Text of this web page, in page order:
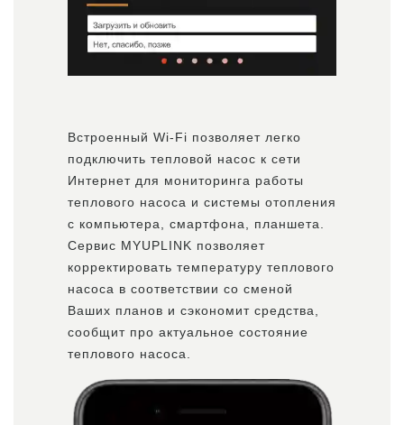
Встроенный Wi-Fi позволяет легко
подключить тепловой насос к сети
Интернет для мониторинга работы
теплового насоса и системы отопления
с компьютера, смартфона, планшета.
Сервис MYUPLINK позволяет
корректировать температуру теплового
насоса в соответствии со сменой
Ваших планов и сэкономит средства,
сообщит про актуальное состояние
теплового насоса.